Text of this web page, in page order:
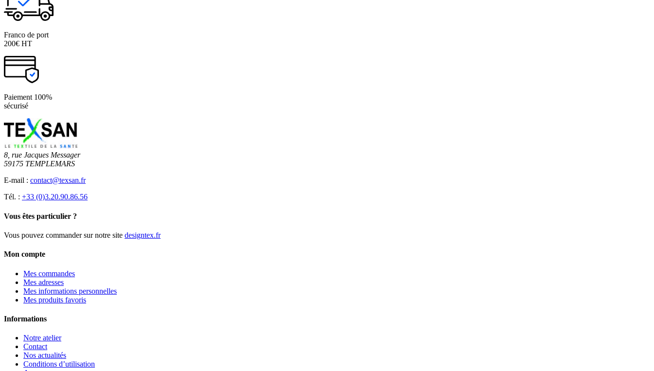
Franco de port
200€ HT
Paiement 100%
sécurisé
8, rue Jacques Messager
59175 TEMPLEMARS
E-mail : contact@texsan.fr
Tél. : +33 (0)3.20.90.86.56
Vous êtes particulier ?
Vous pouvez commander sur notre site designtex.fr
Mon compte
Mes commandes
Mes adresses
Mes informations personnelles
Mes produits favoris
Informations
Notre atelier
Contact
Nos actualités
Conditions d’utilisation